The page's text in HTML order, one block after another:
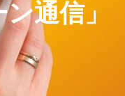
通信」